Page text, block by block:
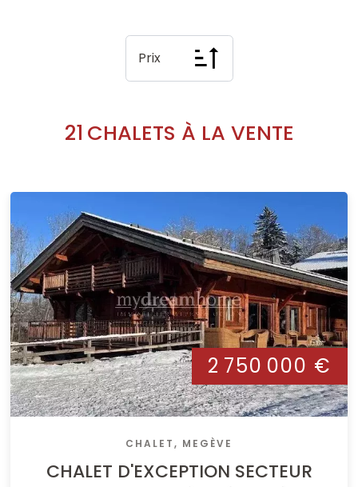
Prix
21 CHALETS À LA VENTE
2 750 000 €
CHALET, MEGÈVE
CHALET D'EXCEPTION SECTEUR